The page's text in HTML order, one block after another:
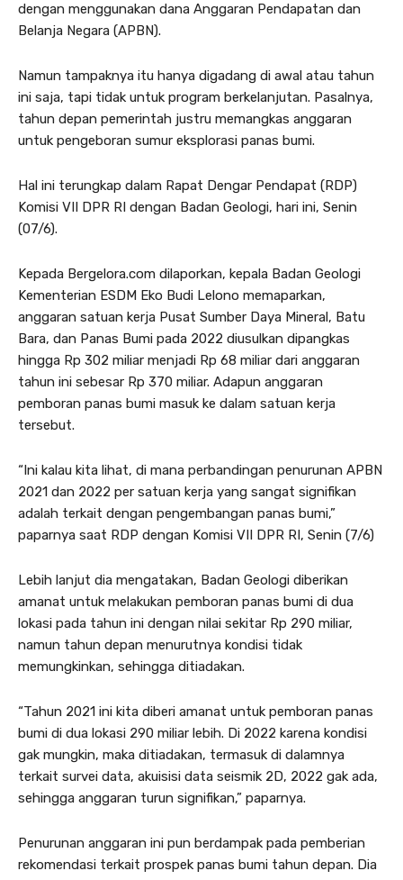
dengan menggunakan dana Anggaran Pendapatan dan
Belanja Negara (APBN).
Namun tampaknya itu hanya digadang di awal atau tahun
ini saja, tapi tidak untuk program berkelanjutan. Pasalnya,
tahun depan pemerintah justru memangkas anggaran
untuk pengeboran sumur eksplorasi panas bumi.
Hal ini terungkap dalam Rapat Dengar Pendapat (RDP)
Komisi VII DPR RI dengan Badan Geologi, hari ini, Senin
(07/6).
Kepada Bergelora.com dilaporkan, kepala Badan Geologi
Kementerian ESDM Eko Budi Lelono memaparkan,
anggaran satuan kerja Pusat Sumber Daya Mineral, Batu
Bara, dan Panas Bumi pada 2022 diusulkan dipangkas
hingga Rp 302 miliar menjadi Rp 68 miliar dari anggaran
tahun ini sebesar Rp 370 miliar. Adapun anggaran
pemboran panas bumi masuk ke dalam satuan kerja
tersebut.
“Ini kalau kita lihat, di mana perbandingan penurunan APBN
2021 dan 2022 per satuan kerja yang sangat signifikan
adalah terkait dengan pengembangan panas bumi,”
paparnya saat RDP dengan Komisi VII DPR RI, Senin (7/6)
Lebih lanjut dia mengatakan, Badan Geologi diberikan
amanat untuk melakukan pemboran panas bumi di dua
lokasi pada tahun ini dengan nilai sekitar Rp 290 miliar,
namun tahun depan menurutnya kondisi tidak
memungkinkan, sehingga ditiadakan.
“Tahun 2021 ini kita diberi amanat untuk pemboran panas
bumi di dua lokasi 290 miliar lebih. Di 2022 karena kondisi
gak mungkin, maka ditiadakan, termasuk di dalamnya
terkait survei data, akuisisi data seismik 2D, 2022 gak ada,
sehingga anggaran turun signifikan,” paparnya.
Penurunan anggaran ini pun berdampak pada pemberian
rekomendasi terkait prospek panas bumi tahun depan. Dia